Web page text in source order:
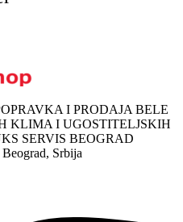
I PRODAJA BELE
KLIMA I UGOSTITELJSKIH
SERVIS BEOGRAD
Srbija